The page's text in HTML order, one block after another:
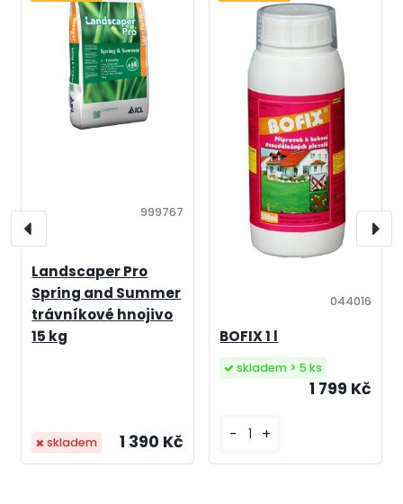
Landscaper Pro
Spring and Summer
trávníkové hnojivo
15 kg
999767
1 390 Kč
skladem
BOFIX 1 l
044016
1 799 Kč
- +
skladem > 5 ks